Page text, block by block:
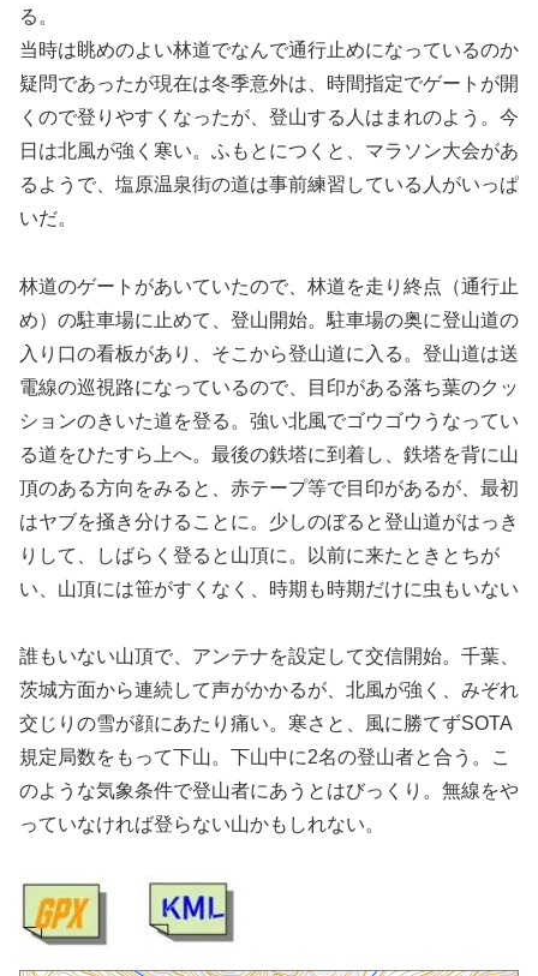
る。
当時は眺めのよい林道でなんで通行止めになっているのか
疑問であったが現在は冬季意外は、時間指定でゲートが開
くので登りやすくなったが、登山する人はまれのよう。今
日は北風が強く寒い。ふもとにつくと、マラソン大会があ
るようで、塩原温泉街の道は事前練習している人がいっぱ
いだ。
林道のゲートがあいていたので、林道を走り終点（通行止
め）の駐車場に止めて、登山開始。駐車場の奥に登山道の
入り口の看板があり、そこから登山道に入る。登山道は送
電線の巡視路になっているので、目印がある落ち葉のクッ
ションのきいた道を登る。強い北風でゴウゴウうなってい
る道をひたすら上へ。最後の鉄塔に到着し、鉄塔を背に山
頂のある方向をみると、赤テープ等で目印があるが、最初
はヤブを掻き分けることに。少しのぼると登山道がはっき
りして、しばらく登ると山頂に。以前に来たときとちが
い、山頂には笹がすくなく、時期も時期だけに虫もいない
誰もいない山頂で、アンテナを設定して交信開始。千葉、
茨城方面から連続して声がかかるが、北風が強く、みぞれ
交じりの雪が顔にあたり痛い。寒さと、風に勝てずSOTA
規定局数をもって下山。下山中に2名の登山者と合う。こ
のような気象条件で登山者にあうとはびっくり。無線をや
っていなければ登らない山かもしれない。